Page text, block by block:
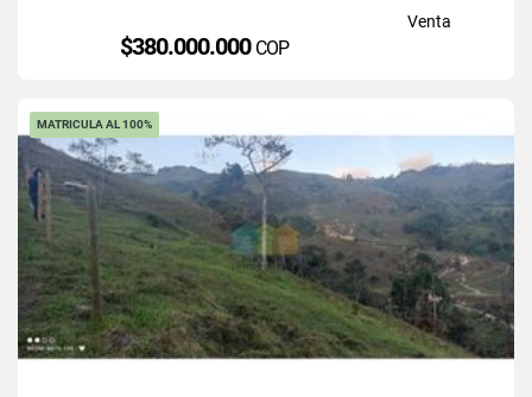
Venta
$380.000.000 COP
MATRICULA AL 100%